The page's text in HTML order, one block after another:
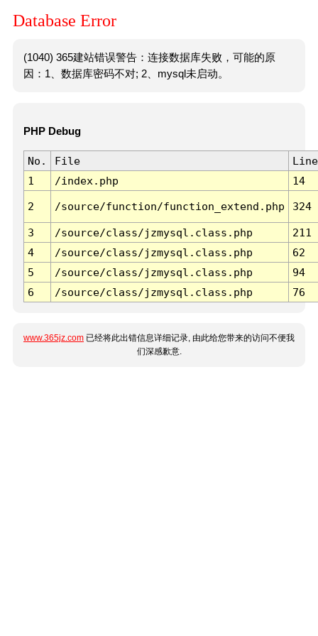
Database Error
(1040) 365建站错误警告：连接数据库失败，可能的原
因：1、数据库密码不对; 2、mysql未启动。
PHP Debug
No. File
Line
1
/index.php 14
2 /source/function/function_extend.php 324
3 /source/class/jzmysql.class.php
211
4
/source/class/jzmysql.class.php
62
5
/source/class/jzmysql.class.php
94
6
/source/class/jzmysql.class.php 76
www.365jz.com 已经将此出错信息详细记录, 由此给您带来的访问不便我
们深感歉意.